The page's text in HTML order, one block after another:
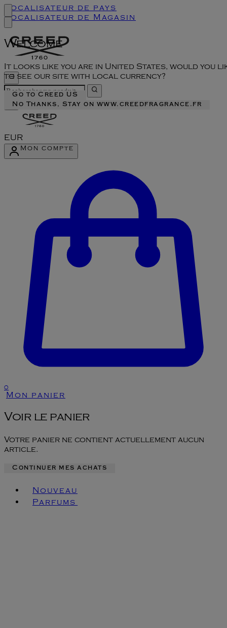
Welcome
It looks like you are in United States, would you
to see our site with local currency?
Go to Creed US
No Thanks, Stay on www.creedfragrance.fr
Localisateur de pays
Localisateur de Magasin
EUR
Mon compte
0
Mon panier
Voir le panier
Votre panier ne contient actuellement aucun
article.
Continuer mes achats
Nouveau
Parfums